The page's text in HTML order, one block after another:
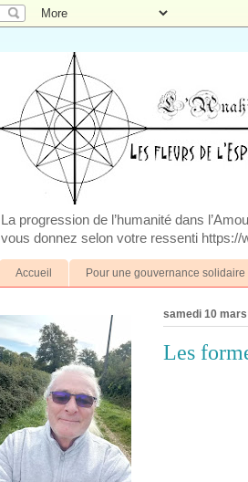
La progression de l’humanité dans
vous donnez selon votre ressenti https://
Accueil Pour une gouvernance solidaire
samedi 10
Les